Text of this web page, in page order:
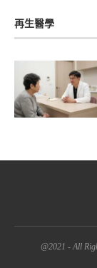
再生醫學
@2021 - All